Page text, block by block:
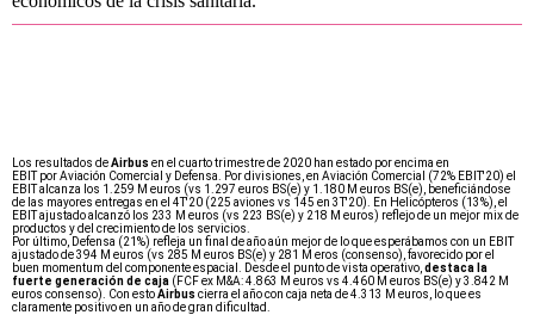
Los resultados deAirbus en el cuarto trimestre de 2020 han estado por encima en
EBIT por Aviación Comercial y Defensa. Por divisiones, en Aviación Comercial (72% EBIT'20) el
EBIT alcanza los 1.259 M euros (vs 1.297 euros BS(e) y 1.180 M euros BS(e), beneficiándose
de las mayores entregas en el 4T'20 (225 aviones vs 145 en 3T'20). En Helicópteros (13%), el
EBIT ajustado alcanzó los 233 M euros (vs 223 BS(e) y 218 M euros) reflejo de un mejor mix de
productos y del crecimiento de los servicios.
Por último, Defensa (21%) refleja un final de año aún mejor de lo que esperábamos con un EBIT
ajustado de 394 M euros (vs 285 M euros BS(e) y 281 M eros (consenso), favorecido por el
buen momentum del componente espacial. Desde el punto de vista operativo, destaca la
fuerte generación de caja (FCF ex M&A: 4.863 M euros vs 4.460 M euros BS(e) y 3.842 M
euros consenso). Con estoAirbus cierra el año con caja neta de 4.313 M euros, lo que es
claramente positivo en un año de gran dificultad.